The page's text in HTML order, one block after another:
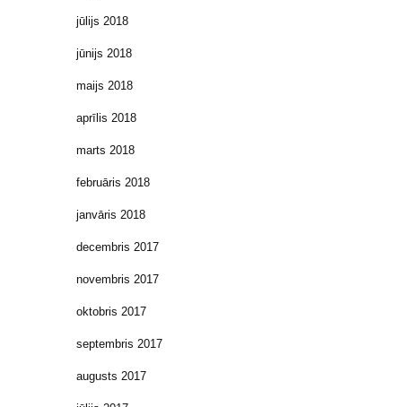
jūlijs 2018
jūnijs 2018
maijs 2018
aprīlis 2018
marts 2018
februāris 2018
janvāris 2018
decembris 2017
novembris 2017
oktobris 2017
septembris 2017
augusts 2017